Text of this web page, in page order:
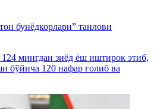
бунёдкорлари” танлови
мингдан зиёд ёш иштирок этиб,
бўйича 120 нафар ғолиб ва